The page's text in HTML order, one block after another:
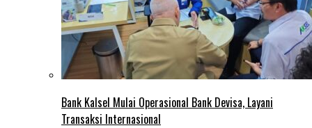
Bank Kalsel Mulai Operasional Bank Devisa, Layani
Transaksi Internasional